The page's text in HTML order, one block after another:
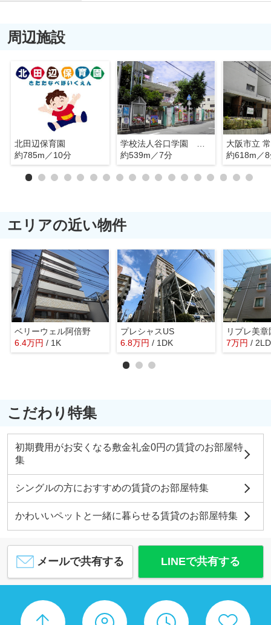
周辺施設
北田辺保育園
約785m／10分
約539m／7分
大阪市立
約618m／
エリアの近い物件
ベリーウェル阿倍野
6.4万円 / 1K
プレシャスUS
6.8万円 / 1DK
リプレ美章
7万円 /
こだわり特集
初期費用がお安くなる敷金礼金0円の賃貸のお部屋特
集
シングルの方におすすめの賃貸のお部屋特集
かわいいペットと一緒に暮らせる賃貸のお部屋特集
メールで共有する LINEで共有する